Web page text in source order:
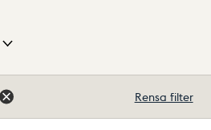
Rensa filter